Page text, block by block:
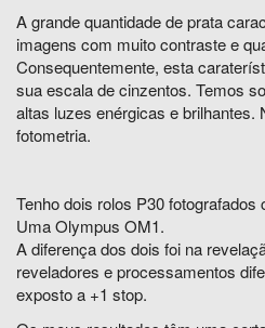
A grande quantidade de prata
imagens com muito contraste e
Consequentemente, esta
sua escala de cinzentos. Temos
altas luzes enérgicas e brilhantes.
fotometria.
Tenho dois rolos P30
Uma Olympus OM1.
A diferença dos dois foi na
reveladores e processamentos
exposto a +1 stop.